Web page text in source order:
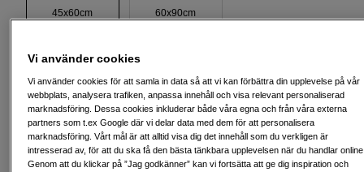
45x60cm 60x90cm
5 190 SEK
Antal
Lägg i kundvagn
Vi använder cookies
Vi använder cookies för att samla in data så att vi kan förbättra din upplevelse på vår
webbplats, analysera trafiken, anpassa innehåll och visa relevant personaliserad
marknadsföring. Dessa cookies inkluderar både våra egna och från våra externa
partners som t.ex Google där vi delar data med dem för att personalisera
marknadsföring. Vårt mål är att alltid visa dig det innehåll som du verkligen är
intresserad av, för att du ska få den bästa tänkbara upplevelsen när du handlar
Genom att du klickar på ”Jag godkänner” kan vi fortsätta att ge dig inspiration och